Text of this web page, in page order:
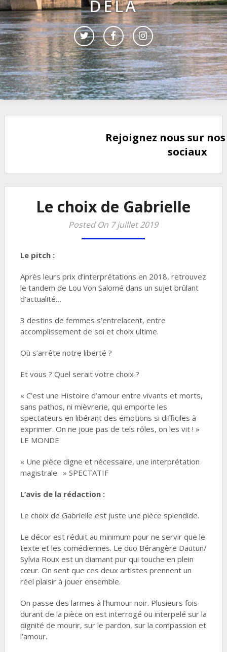
DELÀ
Rejoignez nous sur
sociaux
Le choix de Gabrielle
Posted On 7 juillet 2019
Le pitch :
Après leurs prix d’interprétations en 2018, retrouvez
le tandem de Lou Von Salomé dans un sujet brûlant
d’actualité…
3 destins de femmes s’entrelacent, entre
accomplissement de soi et choix ultime.
Où s’arrête notre liberté ?
Et vous ? Quel serait votre choix ?
« C’est une Histoire d’amour entre vivants et morts,
sans pathos, ni mièvrerie, qui emporte les
spectateurs en libérant des émotions si difficiles à
exprimer. On ne joue pas de tels rôles, on les vit ! »
LE MONDE
« Une pièce digne et nécessaire, une interprétation
magistrale. » SPECTATIF
L’avis de la rédaction :
Le choix de Gabrielle est juste une pièce splendide.
Le décor est réduit au minimum pour ne servir que le
texte et les comédiennes. Le duo Bérangère Dautun/
Sylvia Roux est un diamant pur qui touche en plein
cœur. On sent que ces deux artistes prennent un
réel plaisir à jouer ensemble.
On passe des larmes à l’humour noir. Plusieurs fois
durant de la pièce on est interrogé ou interpelé sur la
dignité de mourir, sur le pardon, sur la compassion et
l’amour.